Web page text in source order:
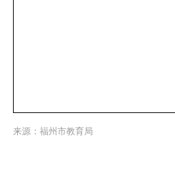
来源：福州市教育局